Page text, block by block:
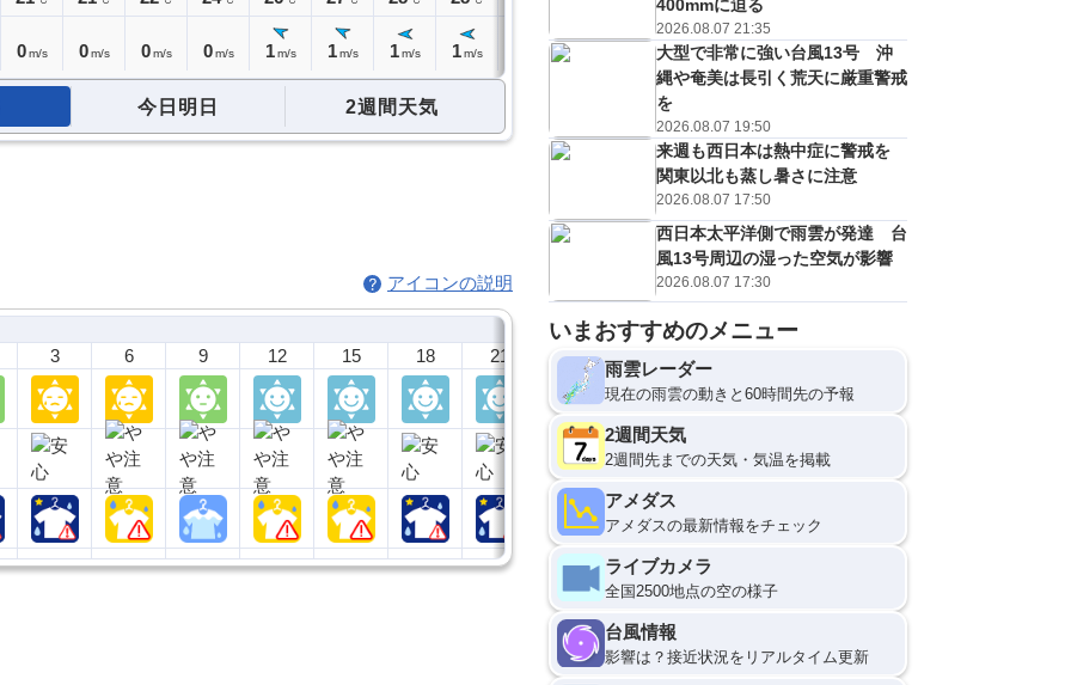
0 m/s 0 m/s 0 m/s 0 m/s 1 m/s 1 m/s 1 m/s 1 m/s m/s 1m/s 0 m/s 0m/s 0
今日明日 2週間天気
アイコンの説明
3 6 9 12 15 18 21
9日(日)
0
400mmに迫る
2026.08.07 21:35
大型で非常に強い台風13号 沖
縄や奄美は長引く荒天に厳重警戒
を
2026.08.07 19:50
来週も西日本は熱中症に警戒を
関東以北も蒸し暑さに注意
2026.08.07 17:50
西日本太平洋側で雨雲が発達 台
風13号周辺の湿った空気が影響
2026.08.07 17:30
いまおすすめのメニュー
雨雲レーダー
現在の雨雲の動きと60時間先の予報
2週間天気
2週間先までの天気・気温を掲載
アメダス
アメダスの最新情報をチェック
ライブカメラ
全国2500地点の空の様子
台風情報
影響は？接近状況をリアルタイム更新